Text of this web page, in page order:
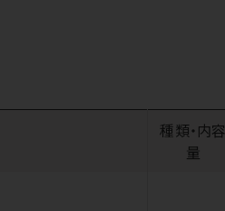
種類・内容
量